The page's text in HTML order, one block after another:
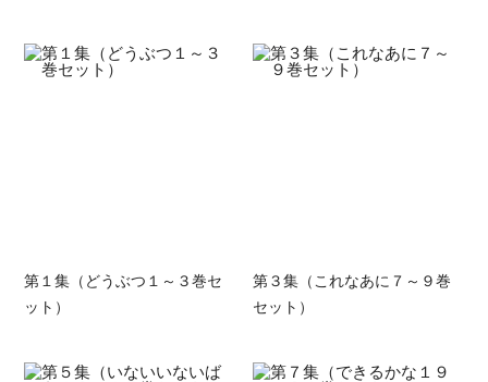
第１集（どうぶつ１～３巻セ
ット）
第３集（これなあに７～９巻
セット）